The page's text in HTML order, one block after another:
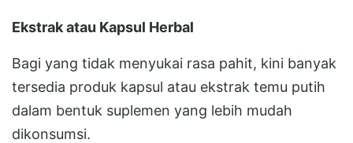
Ekstrak atau Kapsul Herbal
Bagi yang tidak menyukai rasa pahit, kini banyak
tersedia produk kapsul atau ekstrak temu putih
dalam bentuk suplemen yang lebih mudah
dikonsumsi.